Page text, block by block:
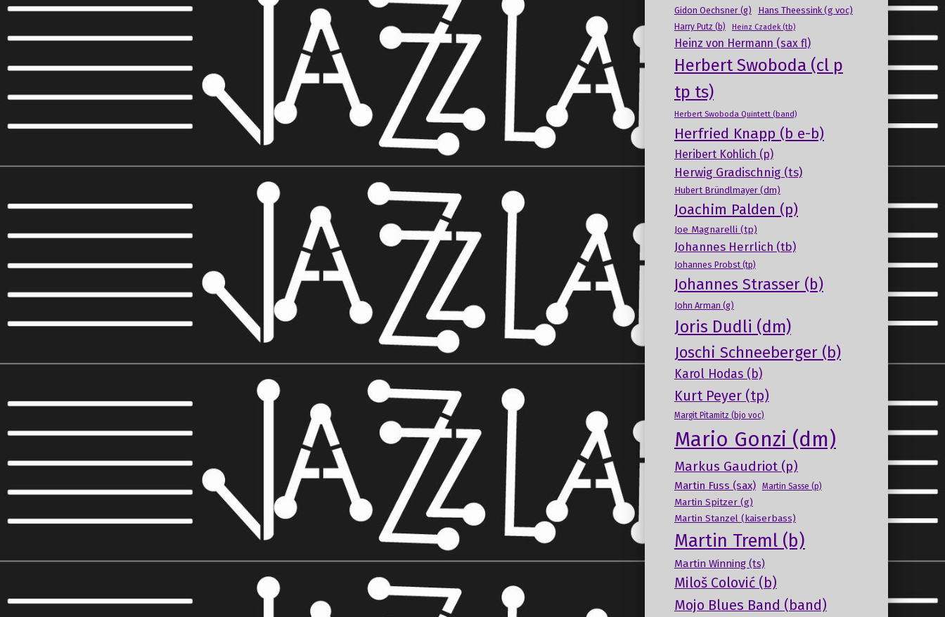
Gidon Oechsner (g) Hans Theessink (g voc)
Harry Putz (b) Heinz Czadek (tb)
Heinz von Hermann (sax fl)
Herbert Swoboda (cl p
tp ts)
Herbert Swoboda Quintett (band)
Herfried Knapp (b e-b)
Heribert Kohlich (p)
Herwig Gradischnig (ts)
Hubert Bründlmayer (dm)
Joachim Palden (p)
Joe Magnarelli (tp)
Johannes Herrlich (tb)
Johannes Probst (tp)
Johannes Strasser (b)
John Arman (g)
Joris Dudli (dm)
Joschi Schneeberger (b)
Karol Hodas (b)
Kurt Peyer (tp)
Margit Pitamitz (bjo voc)
Mario Gonzi (dm)
Markus Gaudriot (p)
Martin Fuss (sax) Martin Sasse (p)
Martin Spitzer (g)
Martin Stanzel (kaiserbass)
Martin Treml (b)
Martin Winning (ts)
Miloš Colović (b)
Mojo Blues Band (band)